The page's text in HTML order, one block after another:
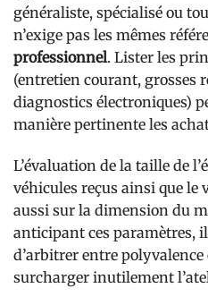
généraliste, spécialisé ou
n’exige pas les mêmes
professionnel. Lister les
(entretien courant, grosses
diagnostics électroniques)
manière pertinente les
L’évaluation de la taille de
véhicules reçus ainsi que
aussi sur la dimension du
anticipant ces paramètres,
d’arbitrer entre
surcharger inutilement